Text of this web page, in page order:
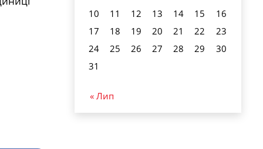
10
11 12 13 14 15
16
17
18 19 20 21 22
23
24
25 26 27 28 29
30
31
« Лип